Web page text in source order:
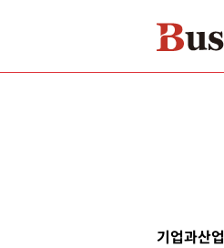
기업과산업